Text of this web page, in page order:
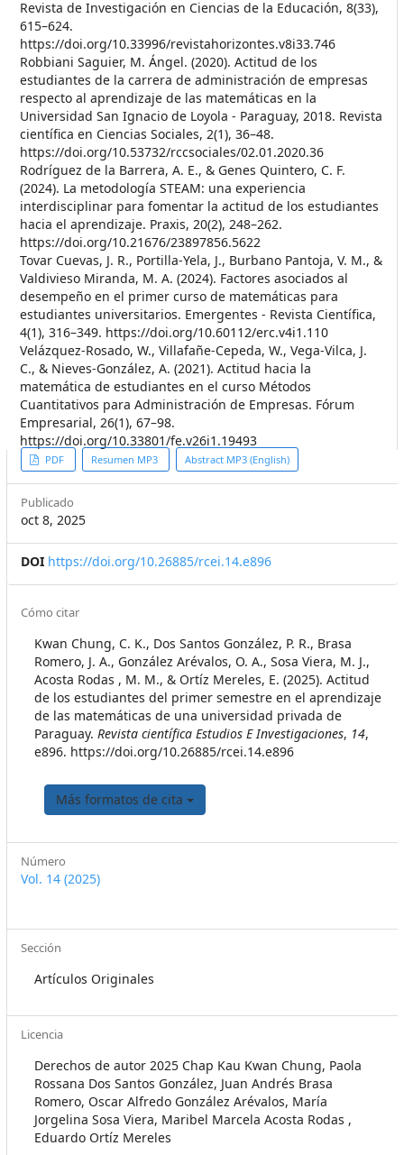
Revista de Investigación en Ciencias de la Educación, 8(33),
615–624.
https://doi.org/10.33996/revistahorizontes.v8i33.746
Robbiani Saguier, M. Ángel. (2020). Actitud de los
estudiantes de la carrera de administración de empresas
respecto al aprendizaje de las matemáticas en la
Universidad San Ignacio de Loyola - Paraguay, 2018. Revista
científica en Ciencias Sociales, 2(1), 36–48.
https://doi.org/10.53732/rccsociales/02.01.2020.36
Rodríguez de la Barrera, A. E., & Genes Quintero, C. F.
(2024). La metodología STEAM: una experiencia
interdisciplinar para fomentar la actitud de los estudiantes
hacia el aprendizaje. Praxis, 20(2), 248–262.
https://doi.org/10.21676/23897856.5622
Tovar Cuevas, J. R., Portilla-Yela, J., Burbano Pantoja, V. M., &
Valdivieso Miranda, M. A. (2024). Factores asociados al
desempeño en el primer curso de matemáticas para
estudiantes universitarios. Emergentes - Revista Científica,
4(1), 316–349. https://doi.org/10.60112/erc.v4i1.110
Velázquez-Rosado, W., Villafañe-Cepeda, W., Vega-Vilca, J.
C., & Nieves-González, A. (2021). Actitud hacia la
matemática de estudiantes en el curso Métodos
Cuantitativos para Administración de Empresas. Fórum
Empresarial, 26(1), 67–98.
https://doi.org/10.33801/fe.v26i1.19493
PDF Resumen MP3 Abstract MP3 (English)
Publicado
oct 8, 2025
DOI https://doi.org/10.26885/rcei.14.e896
Cómo citar
Kwan Chung, C. K., Dos Santos González, P. R., Brasa
Romero, J. A., González Arévalos, O. A., Sosa Viera, M. J.,
Acosta Rodas , M. M., & Ortíz Mereles, E. (2025). Actitud
de los estudiantes del primer semestre en el aprendizaje
de las matemáticas de una universidad privada de
Paraguay. Revista científica Estudios E Investigaciones, 14,
e896. https://doi.org/10.26885/rcei.14.e896
Más formatos de cita
Número
Vol. 14 (2025)
Sección
Artículos Originales
Licencia
Derechos de autor 2025 Chap Kau Kwan Chung, Paola
Rossana Dos Santos González, Juan Andrés Brasa
Romero, Oscar Alfredo González Arévalos, María
Jorgelina Sosa Viera, Maribel Marcela Acosta Rodas ,
Eduardo Ortíz Mereles